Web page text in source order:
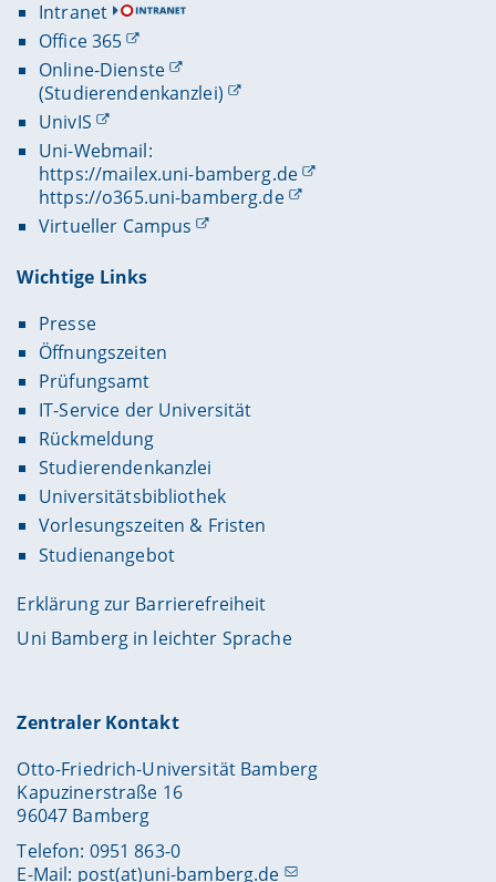
Intranet
Office 365
Online-Dienste
(Studierendenkanzlei)
UnivIS
Uni-Webmail:
https://mailex.uni-bamberg.de
https://o365.uni-bamberg.de
Virtueller Campus
Wichtige Links
Presse
Öffnungszeiten
Prüfungsamt
IT-Service der Universität
Rückmeldung
Studierendenkanzlei
Universitätsbibliothek
Vorlesungszeiten & Fristen
Studienangebot
Erklärung zur Barrierefreiheit
Uni Bamberg in leichter Sprache
Zentraler Kontakt
Otto-Friedrich-Universität Bamberg
Kapuzinerstraße 16
96047 Bamberg
Telefon: 0951 863-0
E-Mail: post(at)uni-bamberg.de